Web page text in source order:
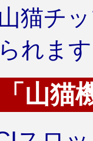
猫チ
れま
機